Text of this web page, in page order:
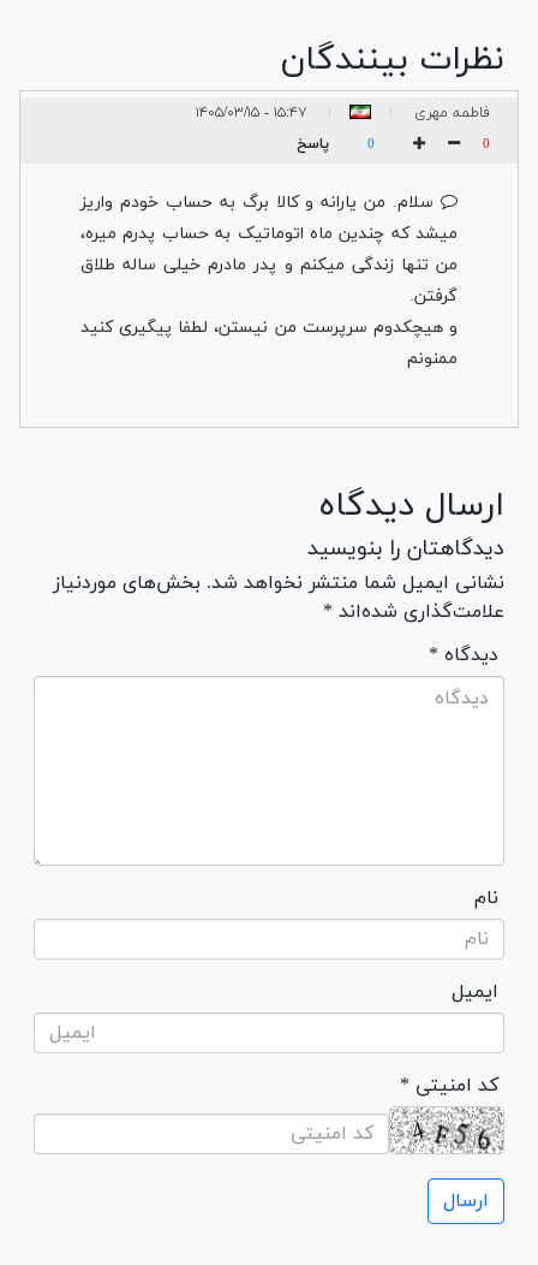
نظرات بینندگان
فاطمه مهری ۱۵:۴۷ - ۱۴۰۵/۰۳/۱۵
0
0 پاسخ
سلام. من یارانه و کالا برگ به حساب خودم واریز
میشد که چندین ماه اتوماتیک به حساب پدرم میره،
من تنها زندگی میکنم و پدر مادرم خیلی ساله طلاق
گرفتن.
و هیچکدوم سرپرست من نیستن، لطفا پیگیری کنید
ممنونم
ارسال دیدگاه
دیدگاهتان را بنویسید
نشانی ایمیل شما منتشر نخواهد شد. بخش‌های موردنیاز
علامت‌گذاری شده‌اند *
* دیدگاه
نام
ایمیل
* کد امنیتی